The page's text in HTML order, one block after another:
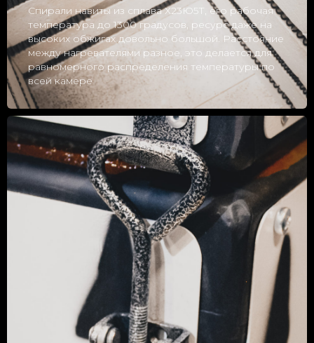
Спирали навиты из сплава Х23Ю5Т, его рабочая
температура до 1300 градусов, ресурс даже на
высоких обжигах довольно большой. Расстояние
между нагревателями разное, это делается для
равномерного распределения температуры по
всей камере